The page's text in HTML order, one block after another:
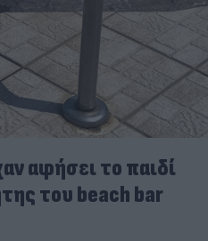
αφήσει το παιδί
του beach bar